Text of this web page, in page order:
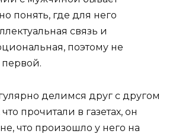
понять, где для него
связь и
поэтому не
делимся друг с другом
прочитали в газетах, он
что произошло у него на